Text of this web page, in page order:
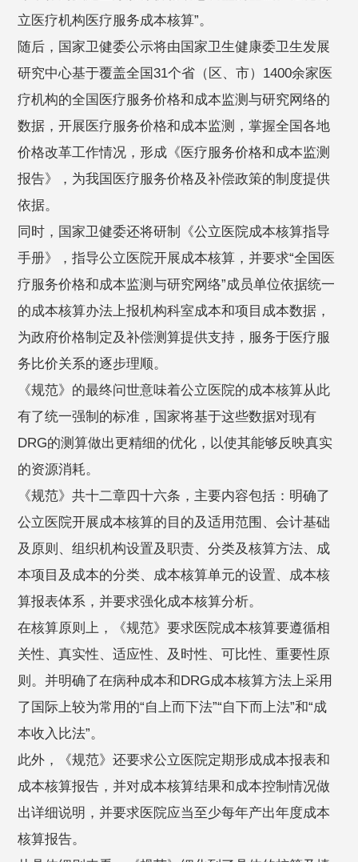
立医疗机构医疗服务成本核算”。
随后，国家卫健委公示将由国家卫生健康委卫生发展
研究中心基于覆盖全国31个省（区、市）1400余家医
疗机构的全国医疗服务价格和成本监测与研究网络的
数据，开展医疗服务价格和成本监测，掌握全国各地
价格改革工作情况，形成《医疗服务价格和成本监测
报告》，为我国医疗服务价格及补偿政策的制度提供
依据。
同时，国家卫健委还将研制《公立医院成本核算指导
手册》，指导公立医院开展成本核算，并要求“全国医
疗服务价格和成本监测与研究网络”成员单位依据统一
的成本核算办法上报机构科室成本和项目成本数据，
为政府价格制定及补偿测算提供支持，服务于医疗服
务比价关系的逐步理顺。
《规范》的最终问世意味着公立医院的成本核算从此
有了统一强制的标准，国家将基于这些数据对现有
DRG的测算做出更精细的优化，以使其能够反映真实
的资源消耗。
《规范》共十二章四十六条，主要内容包括：明确了
公立医院开展成本核算的目的及适用范围、会计基础
及原则、组织机构设置及职责、分类及核算方法、成
本项目及成本的分类、成本核算单元的设置、成本核
算报表体系，并要求强化成本核算分析。
在核算原则上，《规范》要求医院成本核算要遵循相
关性、真实性、适应性、及时性、可比性、重要性原
则。并明确了在病种成本和DRG成本核算方法上采用
了国际上较为常用的“自上而下法”“自下而上法”和“成
本收入比法”。
此外，《规范》还要求公立医院定期形成成本报表和
成本核算报告，并对成本核算结果和成本控制情况做
出详细说明，并要求医院应当至少每年产出年度成本
核算报告。